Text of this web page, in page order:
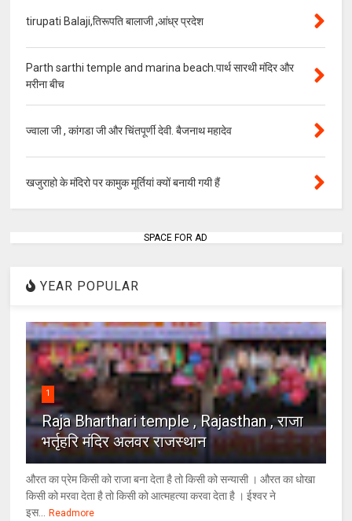
tirupati Balaji,तिरूपति बालाजी ,आंध्र प्रदेश
Parth sarthi temple and marina beach.पार्थ सारथी मंदिर और
मरीना बीच
ज्वाला जी , कांगडा जी और चिंतपूर्णी देवी. बैजनाथ महादेव
खजुराहो के मंदिरो पर कामुक मूर्तियां क्यों बनायी गयी हैं
SPACE FOR AD
YEAR POPULAR
1
Raja Bharthari temple , Rajasthan , राजा
भर्तृहरि मंदिर अलवर राजस्थान
औरत का प्रेम किसी को राजा बना देता है तो किसी को सन्यासी । औरत का धोखा
किसी को मरवा देता है तो किसी को आत्महत्या करवा देता है । ईश्वर ने
इस...
Readmore